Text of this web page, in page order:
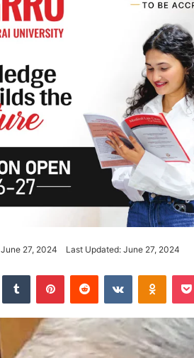
June 27, 2024 Last Updated: June 27, 2024